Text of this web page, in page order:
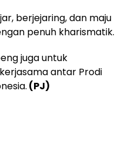
berjejaring, dan maju
penuh kharismatik.
juga untuk
antar Prodi
(PJ)